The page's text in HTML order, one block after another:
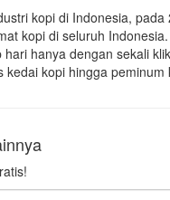
kopi di Indonesia,
kopi di seluruh
hanya dengan sekali
kopi hingga peminum